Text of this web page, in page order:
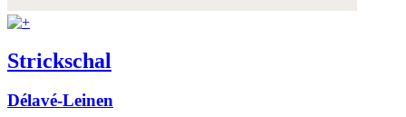
Strickschal
Délavé-Leinen